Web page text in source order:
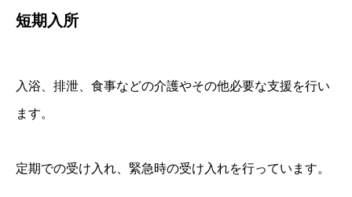
短期入所
入浴、排泄、食事などの介護やその他必要な支援を行い
ます。
定期での受け入れ、緊急時の受け入れを行っています。